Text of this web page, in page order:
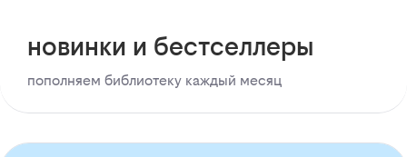
новинки и бестселлеры
пополняем библиотеку каждый месяц